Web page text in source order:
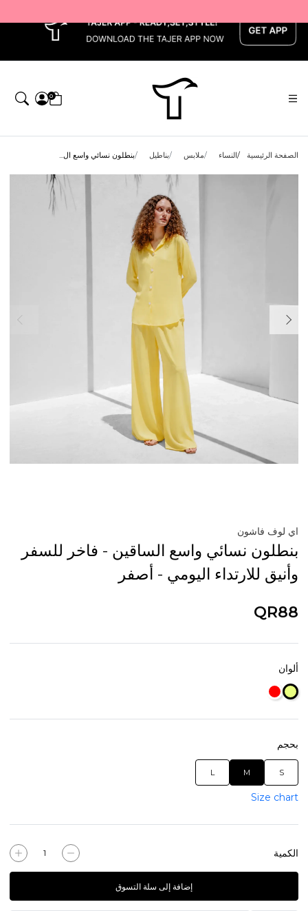
0
الصفحة الرئيسية النساء ملابس بناطيل بنطلون نسائي واسع ال...
اي لوف فاشون
بنطلون نسائي واسع الساقين - فاخر للسفر
وأنيق للارتداء اليومي - أصفر
QR88
ألوان
بحجم
S
M
L
Size chart
الكمية
إضافة إلى سلة التسوق